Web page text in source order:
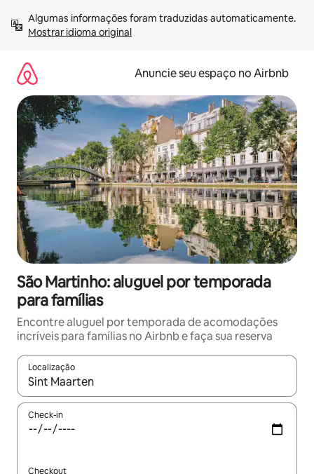
para
Mostrar idioma original
Anuncie seu espaço no Airbnb
São Martinho: aluguel por temporada
para famílias
Encontre aluguel por temporada de acomodações
incríveis para famílias no Airbnb e faça sua reserva
Localização
Quando os resultados estiverem disponíveis, explore-os
Check-in
Checkout